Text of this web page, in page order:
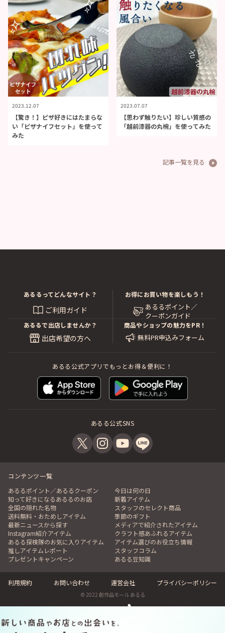
2023.12.07
【驚き！】ピザ好きにはたまらな
い「ピザナイフセット」を使って
みた
2023.07.07
【思わず触りたい】珍しい質感の
「越前漆器の丸椀」を使ってみた
記事一覧を見る
あるるってどんなサイト？
ご利用ガイド
お得にお買い物を楽しもう！
あるるポイント／
クーポンガイド
あるるで出店しませんか？
出店希望の方へ
商品やショップの魅力をPR！
無料PR申込みフォーム
あるる公式アプリでもっとお得＆便利に！
あるる公式SNS
コンテンツ一覧
あるるポイント／あるるクーポン
今日は何の日
知って好きになるあるるのお店
新着アイテム
全国の隠れた名物
スタッフのセレクト商品
送料無料・おためしアイテム
季節のギフト
最新ニュースから探す
メディアで紹介されたアイテム
Instagram紹介アイテム
クラフト感あふれるアイテム
あるる探検隊のお気に入りアイテム
アイテム選びのお役立ち情報
推しアイテムレポート
スタッフコラム
プレゼントキャンペーン
あるる豆知識
利用規約 お問い合わせ 運営会社 プライバシーポリシー
© 2022 創作品モール あるる